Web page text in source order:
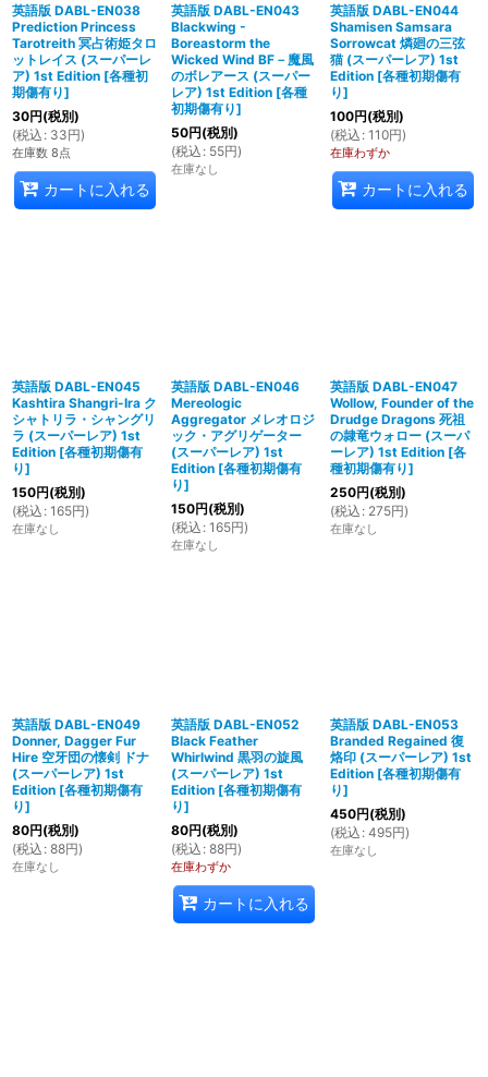
英語版 DABL-EN038
Prediction Princess
Tarotreith 冥占術姫タロ
ットレイス (スーパーレ
ア) 1st Edition [各種初
期傷有り]
30円(税別)
(税込 : 33円)
在庫数 8点
カートに入れる
英語版 DABL-EN043
Blackwing -
Boreastorm the
Wicked Wind BF－魔風
のボレアース (スーパー
レア) 1st Edition [各種
初期傷有り]
50円(税別)
(税込 : 55円)
在庫なし
英語版 DABL-EN044
Shamisen Samsara
Sorrowcat 燐廻の三弦
猫 (スーパーレア) 1st
Edition [各種初期傷有
り]
100円(税別)
(税込 : 110円)
在庫わずか
カートに入れる
英語版 DABL-EN045
Kashtira Shangri-Ira ク
シャトリラ・シャングリ
ラ (スーパーレア) 1st
Edition [各種初期傷有
り]
150円(税別)
(税込 : 165円)
在庫なし
英語版 DABL-EN046
Mereologic
Aggregator メレオロジ
ック・アグリゲーター
(スーパーレア) 1st
Edition [各種初期傷有
り]
150円(税別)
(税込 : 165円)
在庫なし
英語版 DABL-EN047
Wollow, Founder of the
Drudge Dragons 死祖
の隷竜ウォロー (スーパ
ーレア) 1st Edition [各
種初期傷有り]
250円(税別)
(税込 : 275円)
在庫なし
英語版 DABL-EN049
Donner, Dagger Fur
Hire 空牙団の懐剣 ドナ
(スーパーレア) 1st
Edition [各種初期傷有
り]
80円(税別)
(税込 : 88円)
在庫なし
英語版 DABL-EN052
Black Feather
Whirlwind 黒羽の旋風
(スーパーレア) 1st
Edition [各種初期傷有
り]
80円(税別)
(税込 : 88円)
在庫わずか
カートに入れる
英語版 DABL-EN053
Branded Regained 復
烙印 (スーパーレア) 1st
Edition [各種初期傷有
り]
450円(税別)
(税込 : 495円)
在庫なし